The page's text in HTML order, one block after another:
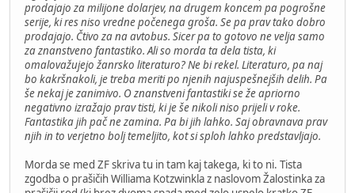
prodajajo za milijone dolarjev, na drugem koncem pa pogrošne
serije, ki res niso vredne počenega groša. Se pa prav tako dobro
prodajajo. Čtivo za na avtobus. Sicer pa to gotovo ne velja samo
za znanstveno fantastiko. Ali so morda ta dela tista, ki
omalovažujejo žanrsko literaturo? Ne bi rekel. Literaturo, pa naj
bo kakršnakoli, je treba meriti po njenih najuspešnejših delih. Pa
še nekaj je zanimivo. O znanstveni fantastiki se že apriorno
negativno izražajo prav tisti, ki je še nikoli niso prijeli v roke.
Fantastika jih pač ne zamina. Pa bi jih lahko. Saj obravnava prav
njih in to verjetno bolj temeljito, kot si sploh lahko predstavljajo.
Morda se med ZF skriva tu in tam kaj takega, ki to ni. Tista
zgodba o prašičih Williama Kotzwinkla z naslovom Žalostinka za